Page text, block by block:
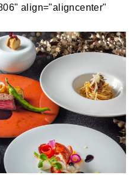
align="aligncenter"